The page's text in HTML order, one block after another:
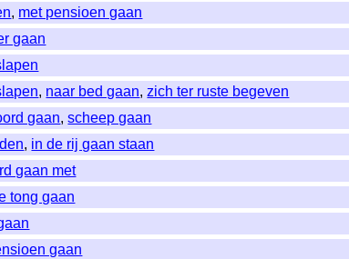
, met pensioen gaan
gaan
, naar bed gaan,zich ter ruste begeven
gaan,scheep gaan
, in de rij gaan staan
gaan met
tong gaan
gaan